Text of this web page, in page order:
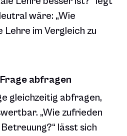
wäre: „Wie
im Vergleich zu
abfragen
gleichzeitig abfragen,
„Wie zufrieden
lässt sich